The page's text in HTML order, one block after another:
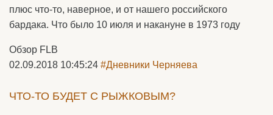
плюс что-то, наверное, и от нашего российского
бардака. Что было 10 июля и накануне в 1973 году
Обзор FLB
02.09.2018 10:45:24 #Дневники Черняева
ЧТО-ТО БУДЕТ С РЫЖКОВЫМ?